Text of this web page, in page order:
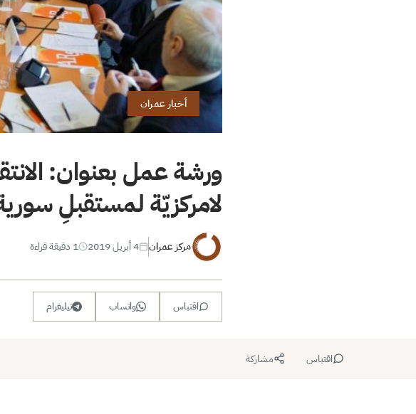
أخبار عمران
ورشة عمل بعنوان:
لامركزيّة لمستقبلِ
مركز عمران 4 أبريل 2019 1 دقيقة قراءة
اقتباس واتساب تيليغرام
اقتباس مشاركة